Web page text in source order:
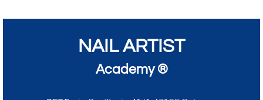
NAIL ARTIST
Academy ®